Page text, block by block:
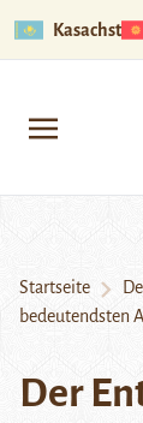
Kasachstan
Startseite
bedeutendsten
Der